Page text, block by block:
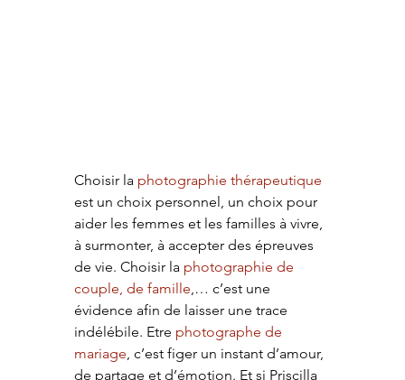
Choisir la photographie thérapeutique
est un choix personnel, un choix pour
aider les femmes et les familles à vivre,
à surmonter, à accepter des épreuves
de vie. Choisir la photographie de
couple, de famille,… c’est une
évidence afin de laisser une trace
indélébile. Etre photographe de
mariage, c’est figer un instant d’amour,
de partage et d’émotion. Et si Priscilla